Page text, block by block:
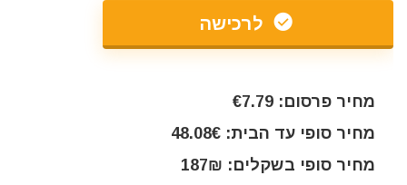
לרכישה
מחיר פרסום: €7.79
מחיר סופי עד הבית: 48.08€
מחיר סופי בשקלים: 187₪